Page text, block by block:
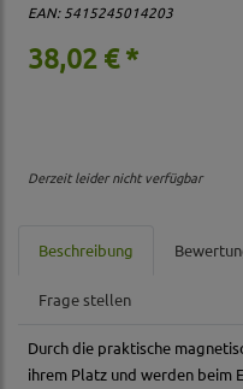
EAN: 5415245014203
38,02 € *
Derzeit leider nicht verfügbar
Beschreibung
Frage stellen
Durch die praktische
ihrem Platz und werden beim